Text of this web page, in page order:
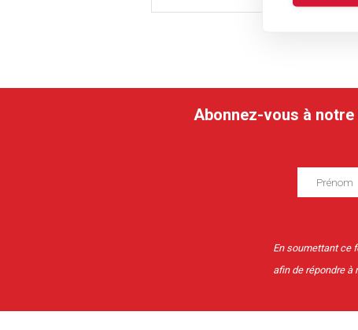
Abonnez-vous à
En soumettant ce
afin de répondre à